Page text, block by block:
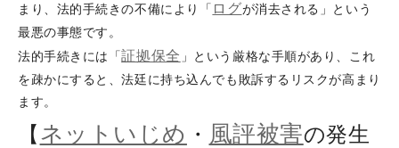
まり、法的手続きの不備により「 ログが消去される」という
最悪の事態です。
法的手続きには「証拠保全 」という厳格な手順があり、これ
を疎かにすると、法廷に持ち込んでも敗訴するリスクが高まり
ます。
【 ネットいじめ ・ 風評被害の発生